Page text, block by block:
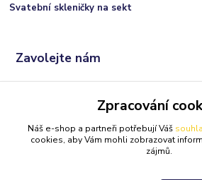
Svatební skleničky na sekt
Zavolejte nám
(Po-Ne, 9:00 - 21:00 hod.)
info@darkolandia.cz
Zpracování
Náš e-shop a partneři potřebují Váš
cookies, aby Vám mohli zobrazovat
zájmů.